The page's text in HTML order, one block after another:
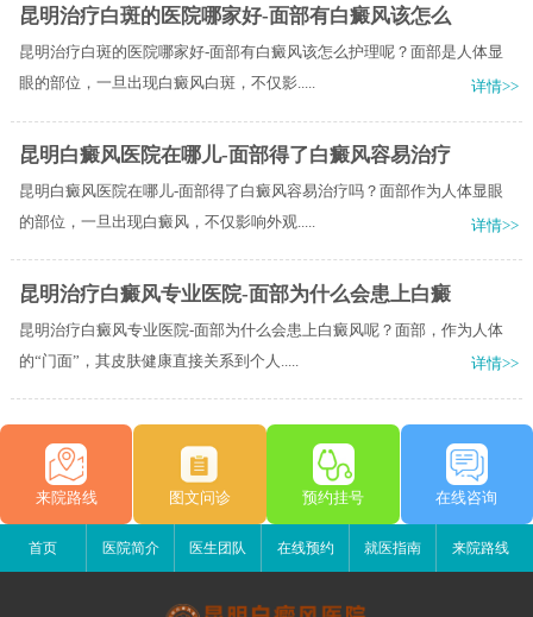
昆明治疗白斑的医院哪家好-面部有白癜风该怎么
昆明治疗白斑的医院哪家好-面部有白癜风该怎么护理呢？面部是人体显
眼的部位，一旦出现白癜风白斑，不仅影.....
详情>>
昆明白癜风医院在哪儿-面部得了白癜风容易治疗
昆明白癜风医院在哪儿-面部得了白癜风容易治疗吗？面部作为人体显眼
的部位，一旦出现白癜风，不仅影响外观.....
详情>>
昆明治疗白癜风专业医院-面部为什么会患上白癜
昆明治疗白癜风专业医院-面部为什么会患上白癜风呢？面部，作为人体
的“门面”，其皮肤健康直接关系到个人.....
详情>>
来院路线 图文问诊 预约挂号 在线咨询
首页 医院简介 医生团队 在线预约 就医指南 来院路线